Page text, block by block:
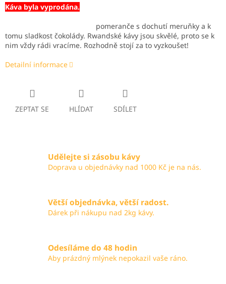
Káva byla vyprodána.
pomeranče s dochutí meruňky a k
tomu sladkost čokolády. Rwandské kávy jsou skvělé, proto se k
nim vždy rádi vracíme. Rozhodně stojí za to vyzkoušet!
Detailní informace
ZEPTAT SE HLÍDAT SDÍLET
Udělejte si zásobu kávy
Doprava u objednávky nad 1000 Kč je na nás.
Větší objednávka, větší radost.
Dárek při nákupu nad 2kg kávy.
Odesíláme do 48 hodin
Aby prázdný mlýnek nepokazil vaše ráno.